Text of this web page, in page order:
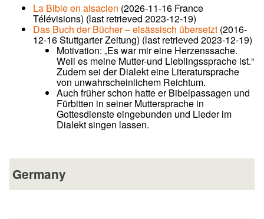
La Bible en alsacien (2026-11-16 France
Télévisions) (last retrieved 2023-12-19)
Das Buch der Bücher – elsässisch übersetzt (2016-
12-16 Stuttgarter Zeitung) (last retrieved 2023-12-19)
Motivation: „Es war mir eine Herzenssache.
Weil es meine Mutter-und Lieblingssprache ist.“
Zudem sei der Dialekt eine Literatursprache
von unwahrscheinlichem Reichtum.
Auch früher schon hatte er Bibelpassagen und
Fürbitten in seiner Muttersprache in
Gottesdienste eingebunden und Lieder im
Dialekt singen lassen.
Germany